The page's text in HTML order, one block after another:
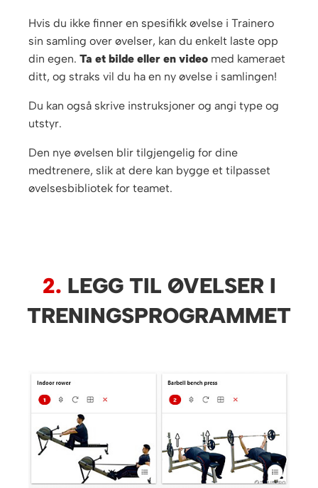
Hvis du ikke finner en spesifikk øvelse i Trainero
sin samling over øvelser, kan du enkelt laste opp
din egen. Ta et bilde eller en video med kameraet
ditt, og straks vil du ha en ny øvelse i samlingen!
Du kan også skrive instruksjoner og angi type og
utstyr.
Den nye øvelsen blir tilgjengelig for dine
medtrenere, slik at dere kan bygge et tilpasset
øvelsesbibliotek for teamet.
2. LEGG TIL ØVELSER I
TRENINGSPROGRAMMET